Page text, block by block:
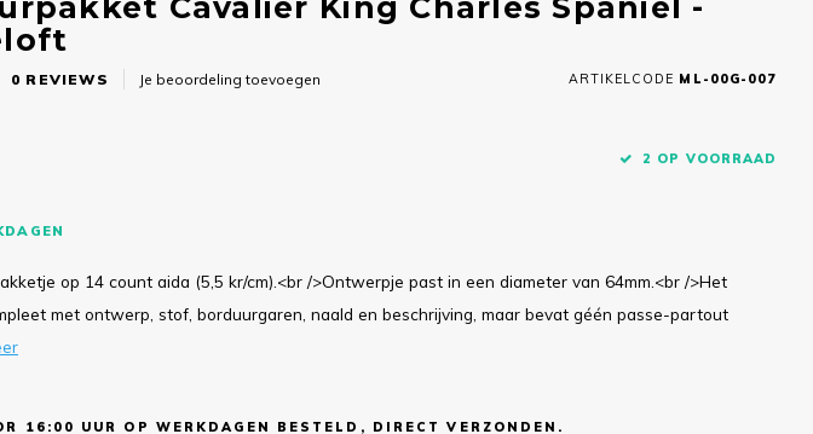
Cavalier King Charles Spaniel -
0 REVIEWS Je beoordeling toevoegen ARTIKELCODE ML-00G-007
2 OP VOORRAAD
op 14 count aida (5,5 kr/cm).<br />Ontwerpje past in een diameter van 64mm.<br />Het
met ontwerp, stof, borduurgaren, naald en beschrijving, maar bevat géén passe-partout
16:00 UUR OP WERKDAGEN BESTELD, DIRECT VERZONDEN.